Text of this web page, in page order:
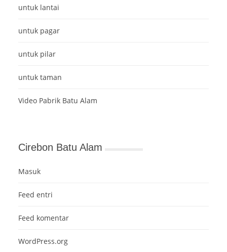
untuk lantai
untuk pagar
untuk pilar
untuk taman
Video Pabrik Batu Alam
Cirebon Batu Alam
Masuk
Feed entri
Feed komentar
WordPress.org